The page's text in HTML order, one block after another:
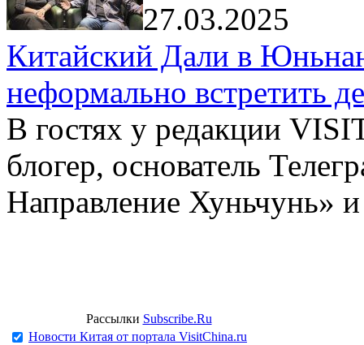
27.03.2025
Китайский Дали в
неформально встретить
В гостях у редакции
блогер, основатель
Направление Хуньчунь»
Рассылки Subscribe.Ru
Новости Китая от портала VisitChina.ru